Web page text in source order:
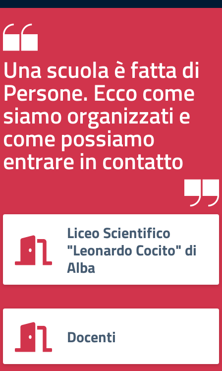
Una scuola è fatta di
Persone. Ecco come
siamo organizzati e
come possiamo
entrare in contatto
Liceo Scientifico
"Leonardo Cocito" di
Alba
Docenti